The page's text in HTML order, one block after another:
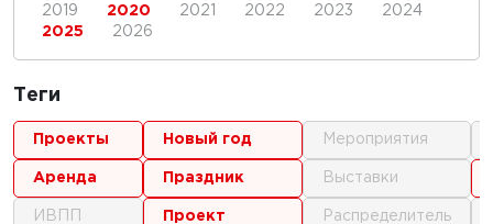
2019
2020 2021 2022 2023
2024
2025
2026
Теги
проекты
аренда
ИВПП
новый год
праздник
проект
мероприятия
выставки
распределитель